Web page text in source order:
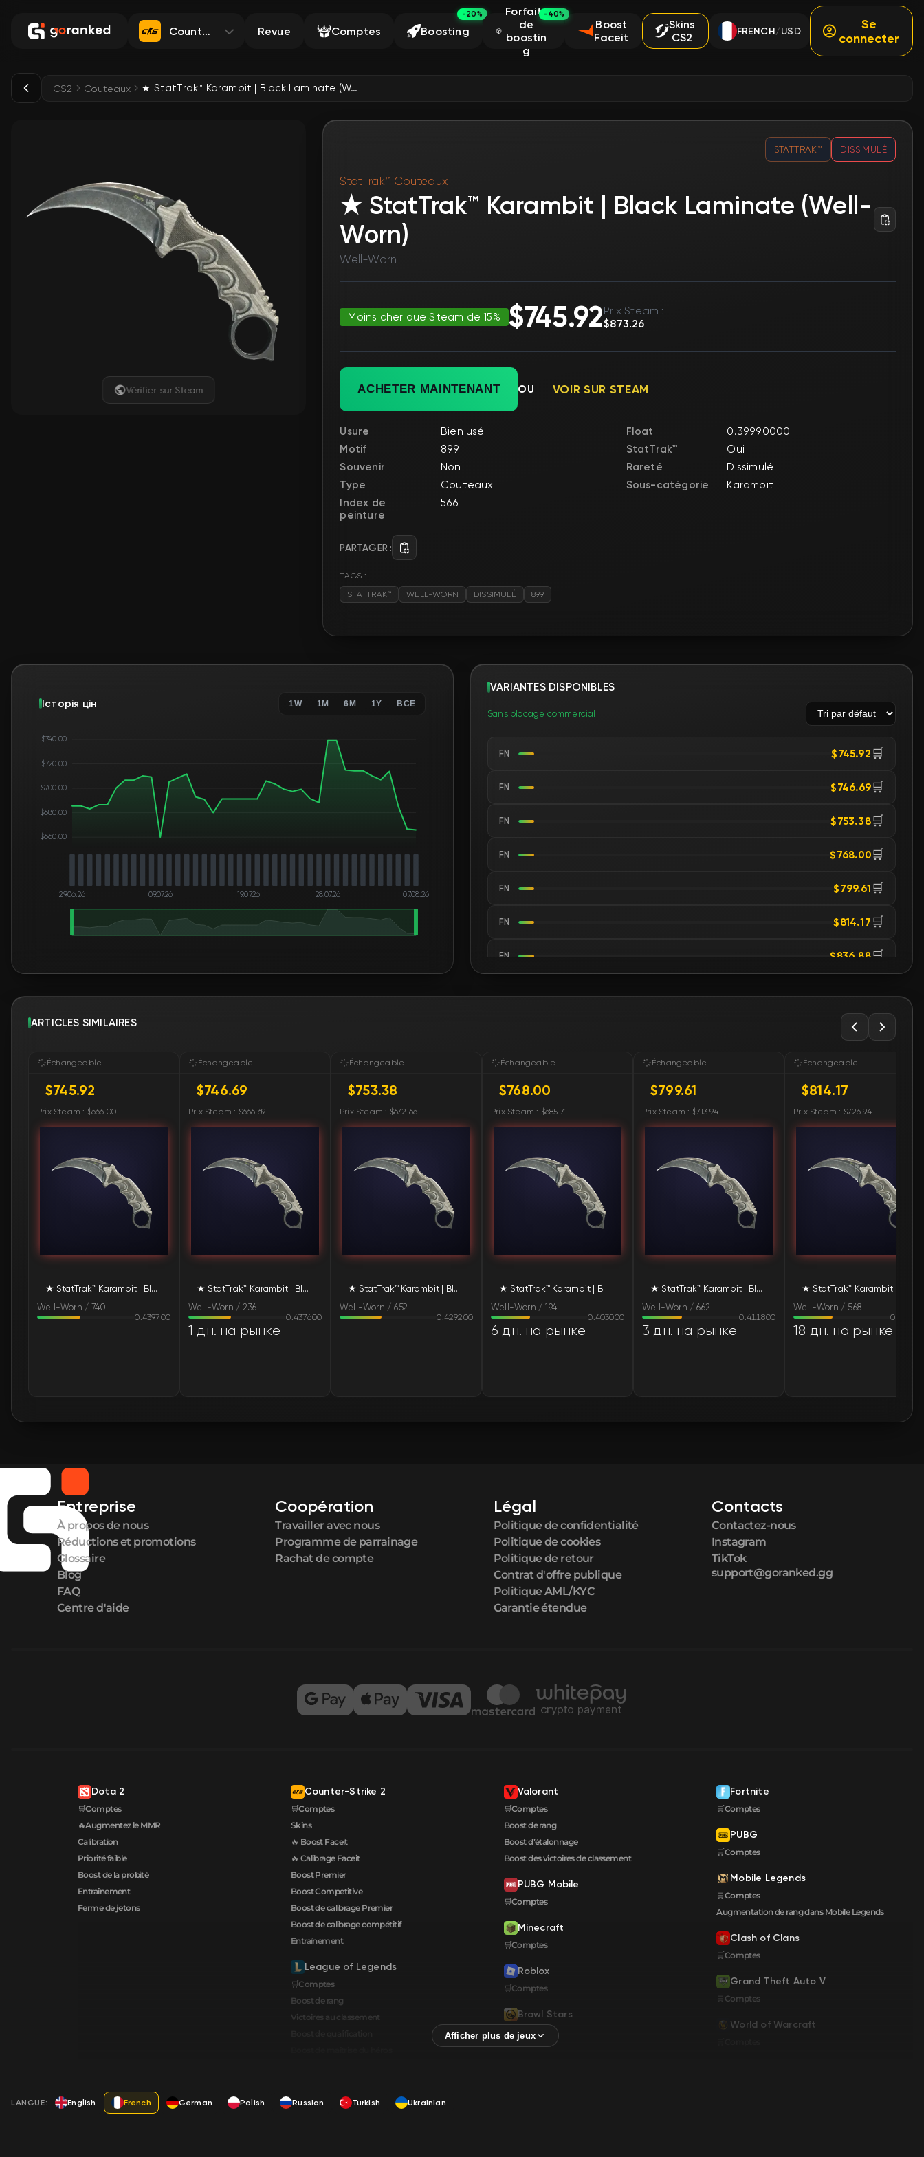
Counter-Strike 2 Revue Comptes Boosting
-20%
Forfaits
de
boostin
g
-40%
Boost
Faceit
Skins
CS2
FRENCH/USD
Se
connecter
CS2 Couteaux ★ StatTrak™ Karambit | Black Laminate (Well-Worn)
Vérifier sur Steam
STATTRAK™ DISSIMULÉ
StatTrak™ Couteaux
★ StatTrak™ Karambit | Black Laminate (Well-
Worn)
Well-Worn
Moins cher que Steam de 15% $745.92Prix Steam :
$873.26
ACHETER MAINTENANT OU VOIR SUR STEAM
Usure Bien usé Float
0.39990000
Motif
899 StatTrak™
Oui
Souvenir
Non Rareté
Dissimulé
Type
Couteaux Sous-catégorie
Karambit
Index de
peinture
566
PARTAGER :
TAGS :
STATTRAK™
WELL-WORN DISSIMULÉ 899
Історія цін 1W 1M 6M 1Y ВСЕ
$660.00
$680.00
$700.00
$720.00
$740.00
29.06.26 09.07.26 19.07.26 28.07.26 07.08.26
VARIANTES DISPONIBLES
Sans blocage commercial
FN $745.92 🛒
FN $746.69🛒
FN $753.38🛒
FN $768.00🛒
FN $799.61 🛒
FN $814.17 🛒
FN $836.88🛒
$859.41 🛒
FN $859.41
FN $868.28
FN $877.46🛒
$904.65
$904.65 🛒
ARTICLES SIMILAIRES
Échangeable
$745.92
Prix Steam : $666.00
★ StatTrak™ Karambit | Black Laminate (Well-Worn)
Well-Worn / 740
0.439700
Échangeable
$746.69
Prix Steam : $666.69
★ StatTrak™ Karambit | Black Laminate (Well-Worn)
Well-Worn / 236
0.437600
1 дн. на рынке
Échangeable
$753.38
Prix Steam : $672.66
★ StatTrak™ Karambit | Black Laminate (Well-Worn)
Well-Worn / 652
0.429200
Échangeable
$768.00
Prix Steam : $685.71
★ StatTrak™ Karambit | Black Laminate (Well-Worn)
Well-Worn / 194
0.403000
6 дн. на рынке
Échangeable
$799.61
Prix Steam : $713.94
★ StatTrak™ Karambit | Black Laminate (Well-Worn)
Well-Worn / 662
0.411800
3 дн. на рынке
Échangeable
$814.17
Prix Steam : $726.94
Well-Worn / 568
18 дн. на рынке
Entreprise
À propos de nous
Réductions et promotions
Glossaire
Blog
FAQ
Centre d'aide
Coopération
Travailler avec nous
Programme de parrainage
Rachat de compte
Légal
Politique de confidentialité
Politique de cookies
Politique de retour
Contrat d'offre publique
Politique AML/KYC
Garantie étendue
Contacts
Contactez-nous
Instagram
TikTok
support@goranked.gg
Dota 2
🛒Comptes
🔥Augmentez le MMR
Calibration
Priorité faible
Boost de la probité
Entraînement
Ferme de jetons
Counter-Strike 2
🛒Comptes
Skins
🔥 Boost Faceit
🔥 Calibrage Faceit
Boost Premier
Boost Competitive
Boost de calibrage Premier
Boost de calibrage compétitif
Entraînement
League of Legends
🛒Comptes
Boost de rang
Victoires au classement
Valorant
🛒Comptes
Boost de rang
Boost d’étalonnage
Boost des victoires de classement
PUBG Mobile
🛒Comptes
Minecraft
🛒Comptes
Roblox
🛒Comptes
Brawl Stars
🛒Comptes
Fortnite
🛒Comptes
PUBG
🛒Comptes
Mobile Legends
🛒Comptes
Augmentation de rang dans Mobile Legends
Clash of Clans
🛒Comptes
Grand Theft Auto V
🛒Comptes
World of Warcraft
LANGUE: English French German Polish Russian Turkish Ukrainian